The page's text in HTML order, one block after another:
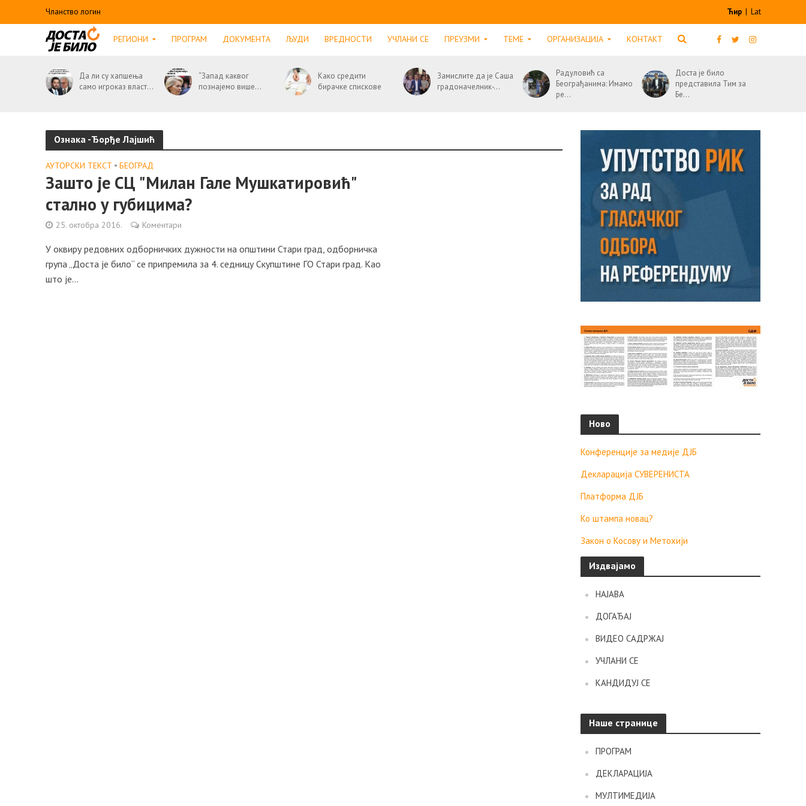
Чланство логин Ћир | Lat
РЕГИОНИ ПРОГРАМ ДОКУМЕНТА ЉУДИ ВРЕДНОСТИ УЧЛАНИ СЕ ПРЕУЗМИ ТЕМЕ ОРГАНИЗАЦИЈА КОНТАКТ
Да ли су хапшења
само игроказ власт...
“Запад каквог
познајемо више...
Како средити
бирачке спискове
Замислите да је Саша
градоначелник-...
Радуловић са
Београђанима: Имамо
ре...
Доста је било
представила Тим за
Бе...
Ознака -Ђорђе Лајшић
АУТОРСКИ ТЕКСТ • БЕОГРАД
Зашто је СЦ "Милан Гале Мушкатировић"
стално у губицима?
25. октобра 2016. Коментари
У оквиру редовних одборничких дужности на општини Стари град, одборничка
група „Доста је било“ се припремила за 4. седницу Скупштине ГО Стари град. Као
што је...
Ново
Конференције за медије ДЈБ
Декларација СУВЕРЕНИСТА
Платформа ДЈБ
Ко штампа новац?
Закон о Косову и Метохији
Издвајамо
НАЈАВА
ДОГАЂАЈ
ВИДЕО САДРЖАЈ
УЧЛАНИ СЕ
КАНДИДУЈ СЕ
Наше странице
ПРОГРАМ
ДЕКЛАРАЦИЈА
МУЛТИМЕДИЈА